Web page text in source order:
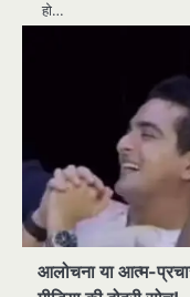
हो…
आलोचना या आत्म-